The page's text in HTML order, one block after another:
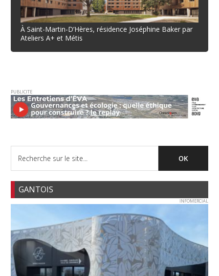
À Saint-Martin-D’Hères, résidence Joséphine Baker par
Ateliers A+ et Métis
PUBLICITE
GANTOIS
INFOMERCIAL